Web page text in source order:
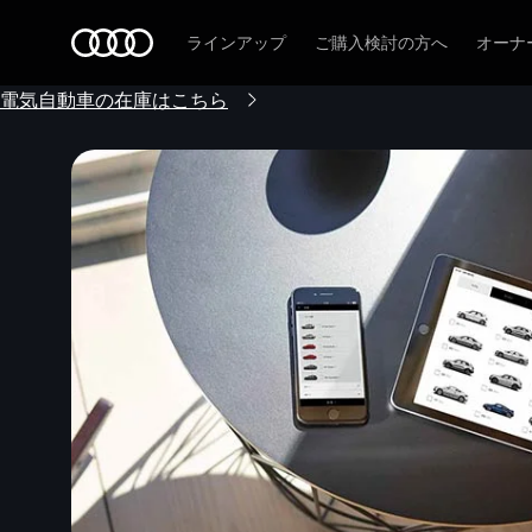
ラインアップ ご購入検討の方へ オーナ
電気自動車の在庫はこちら